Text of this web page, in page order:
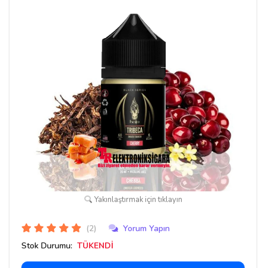
Yakınlaştırmak için tıklayın
(2)
Yorum Yapın
Stok Durumu: TÜKENDİ